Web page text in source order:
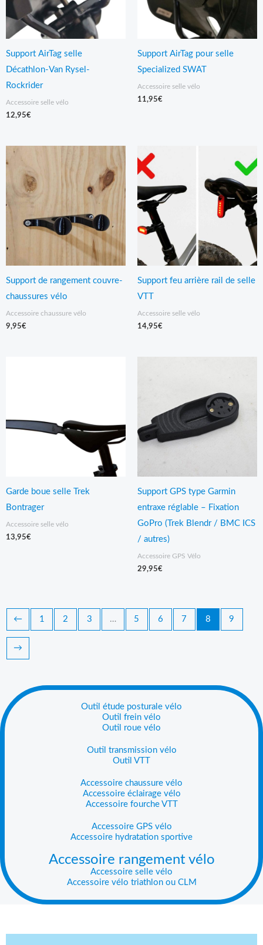
Support AirTag selle
Décathlon-Van Rysel-
Rockrider
Accessoire selle vélo
12,95€
Support AirTag pour selle
Specialized SWAT
Accessoire selle vélo
11,95€
Support de rangement couvre-
chaussures vélo
Accessoire chaussure vélo
9,95€
Support feu arrière rail de selle
VTT
Accessoire selle vélo
14,95€
Garde boue selle Trek
Bontrager
Accessoire selle vélo
13,95€
Support GPS type Garmin
entraxe réglable – Fixation
GoPro (Trek Blendr / BMC ICS
/ autres)
Accessoire GPS Vélo
29,95€
← 1 2 3 … 5 6 7 8 9
→
Outil étude posturale vélo
Outil frein vélo
Outil roue vélo
Outil transmission vélo
Outil VTT
Accessoire chaussure vélo
Accessoire éclairage vélo
Accessoire fourche VTT
Accessoire GPS vélo
Accessoire hydratation sportive
Accessoire rangement vélo
Accessoire selle vélo
Accessoire vélo triathlon ou CLM